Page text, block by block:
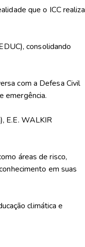
que o ICC realiza
consolidando
com a Defesa Civil
emergência.
E.E. WALKIR
áreas de risco,
em suas
climática e